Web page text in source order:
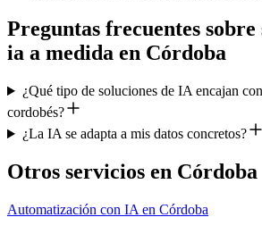
Preguntas frecuentes sobre
ia a medida en Córdoba
¿Qué tipo de soluciones de IA encajan
cordobés?
¿La IA se adapta a mis datos concretos?
Otros servicios en Córdoba
Automatización con IA en Córdoba